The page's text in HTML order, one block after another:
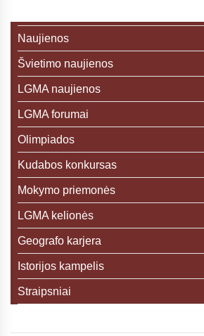
Naujienos
Švietimo naujienos
LGMA naujienos
LGMA forumai
Olimpiados
Kudabos konkursas
Mokymo priemonės
LGMA kelionės
Geografo karjera
Istorijos kampelis
Straipsniai